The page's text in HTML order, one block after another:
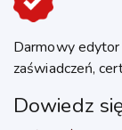
Darmowy
zaświadczeń,
Dowiedz